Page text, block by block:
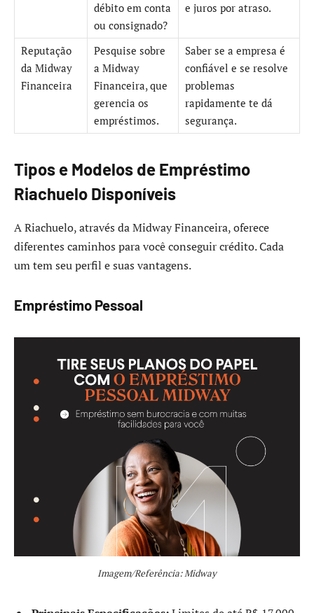
débito em conta
ou consignado?
e juros por atraso.
Reputação
da Midway
Financeira
Pesquise sobre
a Midway
Financeira, que
gerencia os
empréstimos.
Saber se a empresa é
confiável e se resolve
problemas
rapidamente te dá
segurança.
Tipos e Modelos de Empréstimo
Riachuelo Disponíveis
A Riachuelo, através da Midway Financeira, oferece
diferentes caminhos para você conseguir crédito. Cada
um tem seu perfil e suas vantagens.
Empréstimo Pessoal
Imagem/Referência: Midway